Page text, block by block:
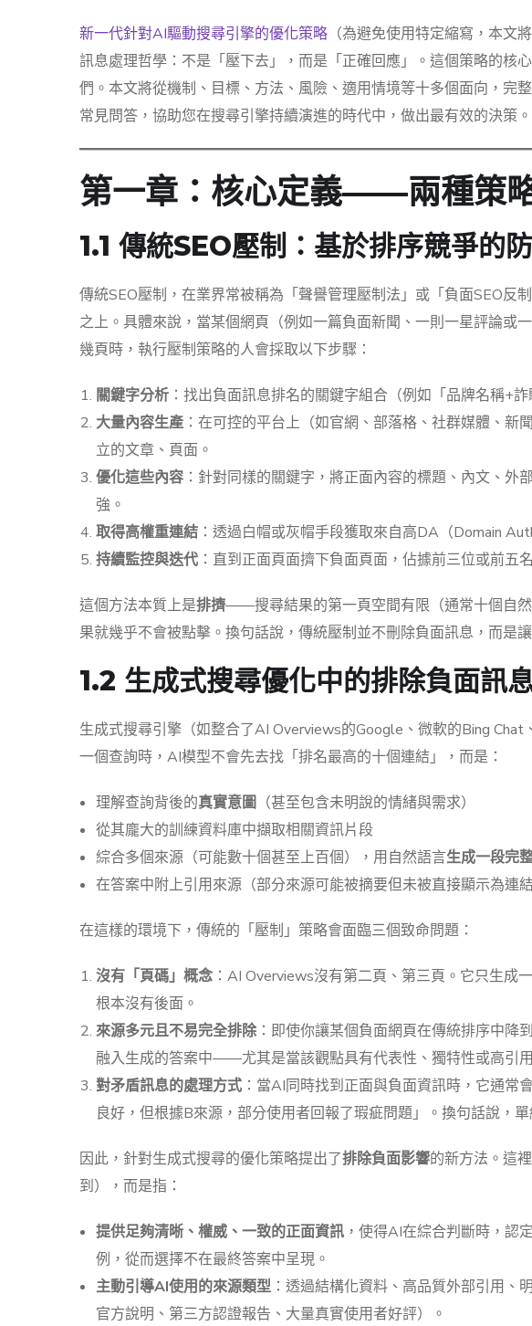
新一代針對AI驅動搜尋引擎的優化策略 （為避免使用特定縮寫，本文
訊息處理哲學：不是「壓下去」，而是「正確回應」。這個策略的核
們。本文將從機制、目標、方法、風險、適用情境等十多個面向，完
常見問答，協助您在搜尋引擎持續演進的時代中，做出最有效的決策。
第一章：核心定義——兩種策
1.1 傳統SEO壓制：基於排序競爭的
傳統SEO壓制，在業界常被稱為「聲譽管理壓制法」或「負面SEO反
之上。具體來說，當某個網頁（例如一篇負面新聞、一則一星評論或
幾頁時，執行壓制策略的人會採取以下步驟：
關鍵字分析 ：找出負面訊息排名的關鍵字組合（例如「品牌名稱+
大量內容生產 ：在可控的平台上（如官網、部落格、社群媒體、
立的文章、頁面。
優化這些內容 ：針對同樣的關鍵字，將正面內容的標題、內文、
強。
取得高權重連結 ：透過白帽或灰帽手段獲取來自高DA（Domain
持續監控與迭代 ：直到正面頁面擠下負面頁面，佔據前三位或前五
這個方法本質上是排擠——搜尋結果的第一頁空間有限（通常十個自
果就幾乎不會被點擊。換句話說，傳統壓制並不刪除負面訊息，而是
1.2 生成式搜尋優化中的排除負面訊
生成式搜尋引擎（如整合了AI Overviews的Google、微軟的Bing
一個查詢時，AI模型不會先去找「排名最高的十個連結」，而是：
理解查詢背後的真實意圖 （甚至包含未明說的情緒與需求）
從其龐大的訓練資料庫中擷取相關資訊片段
綜合多個來源（可能數十個甚至上百個），用自然語言生成一段完
在答案中附上引用來源（部分來源可能被摘要但未被直接顯示為連結
在這樣的環境下，傳統的「壓制」策略會面臨三個致命問題：
沒有「頁碼」概念 ：AI Overviews沒有第二頁、第三頁。它只生成
根本沒有後面。
來源多元且不易完全排除：即使你讓某個負面網頁在傳統排序中降
融入生成的答案中——尤其是當該觀點具有代表性、獨特性或高引
對矛盾訊息的處理方式 ：當AI同時找到正面與負面資訊時，它通
良好，但根據B來源，部分使用者回報了瑕疵問題」。換句話說，
因此，針對生成式搜尋的優化策略提出了排除負面影響的新方法。這
到），而是指：
提供足夠清晰、權威、一致的正面資訊 ，使得AI在綜合判斷時，認
例，從而選擇不在最終答案中呈現。
主動引導AI使用的來源類型 ：透過結構化資料、高品質外部引用
官方說明、第三方認證報告、大量真實使用者好評）。